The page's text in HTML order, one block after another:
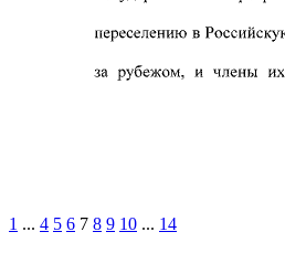
1 ... 4 5 6 7 8 9 10 ... 14